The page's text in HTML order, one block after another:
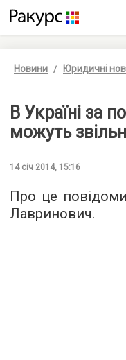
Новини Юридичні
В Україні за
можуть
14 січ 2014, 15:16
Про це
Лавринович.